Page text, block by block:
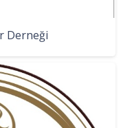
Derneği